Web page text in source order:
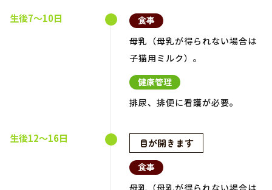
生後7～10日
食事
母乳（母乳が得られない場合は
子猫用ミルク）。
健康管理
排尿、排便に看護が必要。
生後12～16日 目が開きます
食事
母乳（母乳が得られない場合は